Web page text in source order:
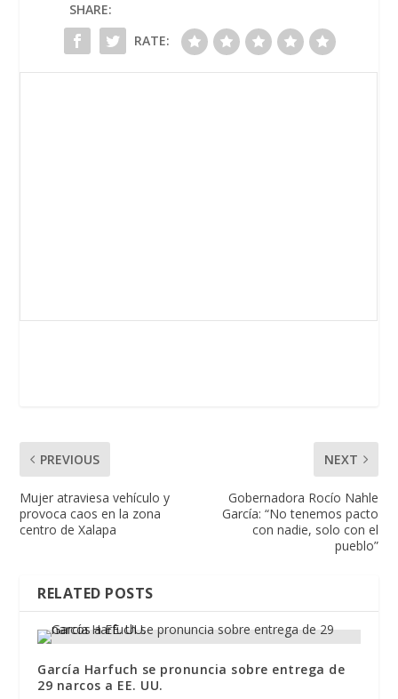
SHARE:
RATE:
PREVIOUS
Mujer atraviesa vehículo y
provoca caos en la zona
centro de Xalapa
NEXT
Gobernadora Rocío Nahle
García: “No tenemos pacto
con nadie, solo con el
pueblo”
RELATED POSTS
García Harfuch se pronuncia sobre entrega de
29 narcos a EE. UU.